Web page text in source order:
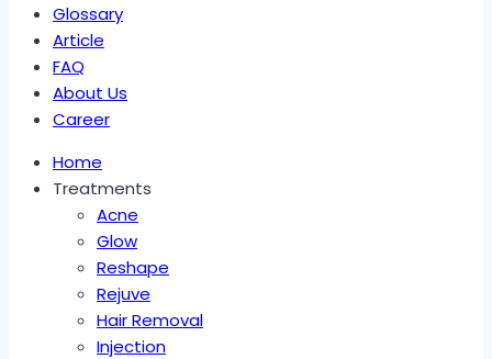
Glossary
Article
FAQ
About Us
Career
Home
Treatments
Acne
Glow
Reshape
Rejuve
Hair Removal
Injection